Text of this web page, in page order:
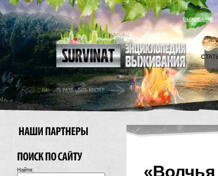
ВЫЖИВАНИЕ
Найти: